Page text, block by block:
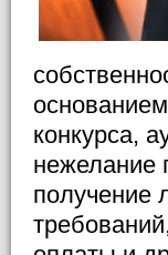
конкурса,
нежелание
получение